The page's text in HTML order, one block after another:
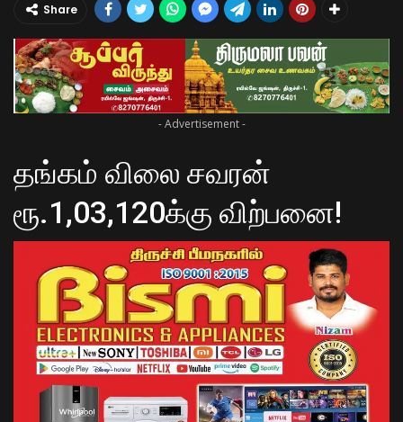
Share
- Advertisement -
தங்கம் விலை சவரன்
ரூ.1,03,120க்கு விற்பனை!